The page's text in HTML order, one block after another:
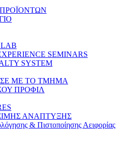
LAB
SEMINARS
SYSTEM
ΜΕ ΤΟ ΤΜΗΜΑ
​ΠΡΟΦΙΛ
ΑΝΑΠΤΥΞΗΣ
& Πιστοποίησης Αειφορίας